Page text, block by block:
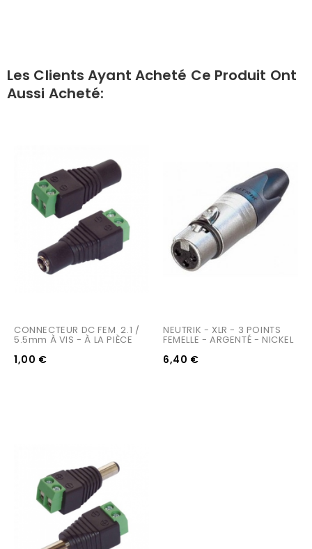
Les Clients Ayant Acheté Ce Produit Ont
Aussi Acheté:
CONNECTEUR DC FEM  2.1 /
5.5mm À VIS - À LA PIÈCE
1,00 €
NEUTRIK - XLR - 3 POINTS
FEMELLE - ARGENTÉ - NICKEL
6,40 €